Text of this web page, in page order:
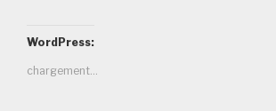
WordPress:
chargement…